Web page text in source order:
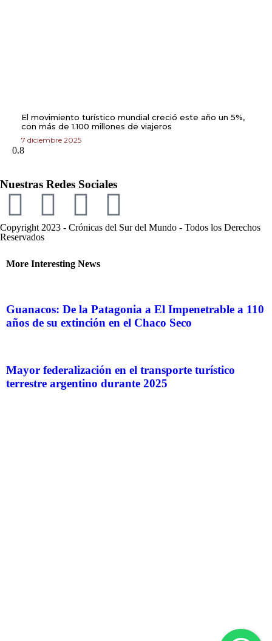
El movimiento turístico mundial creció este año un 5%,
con más de 1.100 millones de viajeros
7 diciembre 2025
Nuestras Redes Sociales
Copyright 2023 - Crónicas del Sur del Mundo - Todos los Derechos
Reservados
More Interesting News
Guanacos: De la Patagonia a El Impenetrable a 110
años de su extinción en el Chaco Seco
Mayor federalización en el transporte turístico
terrestre argentino durante 2025